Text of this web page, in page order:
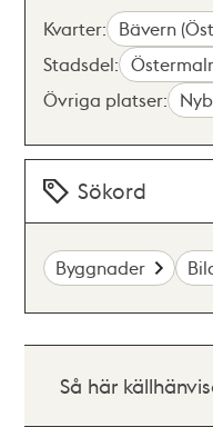
Kvarter: Bävern
Stadsdel:
Övriga platser:
Sökord
Byggnader
Så här